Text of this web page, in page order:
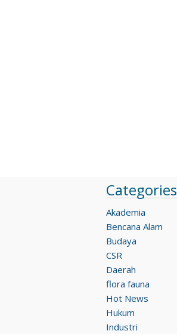
Categories
Akademia
Bencana Alam
Budaya
CSR
Daerah
flora fauna
Hot News
Hukum
Industri